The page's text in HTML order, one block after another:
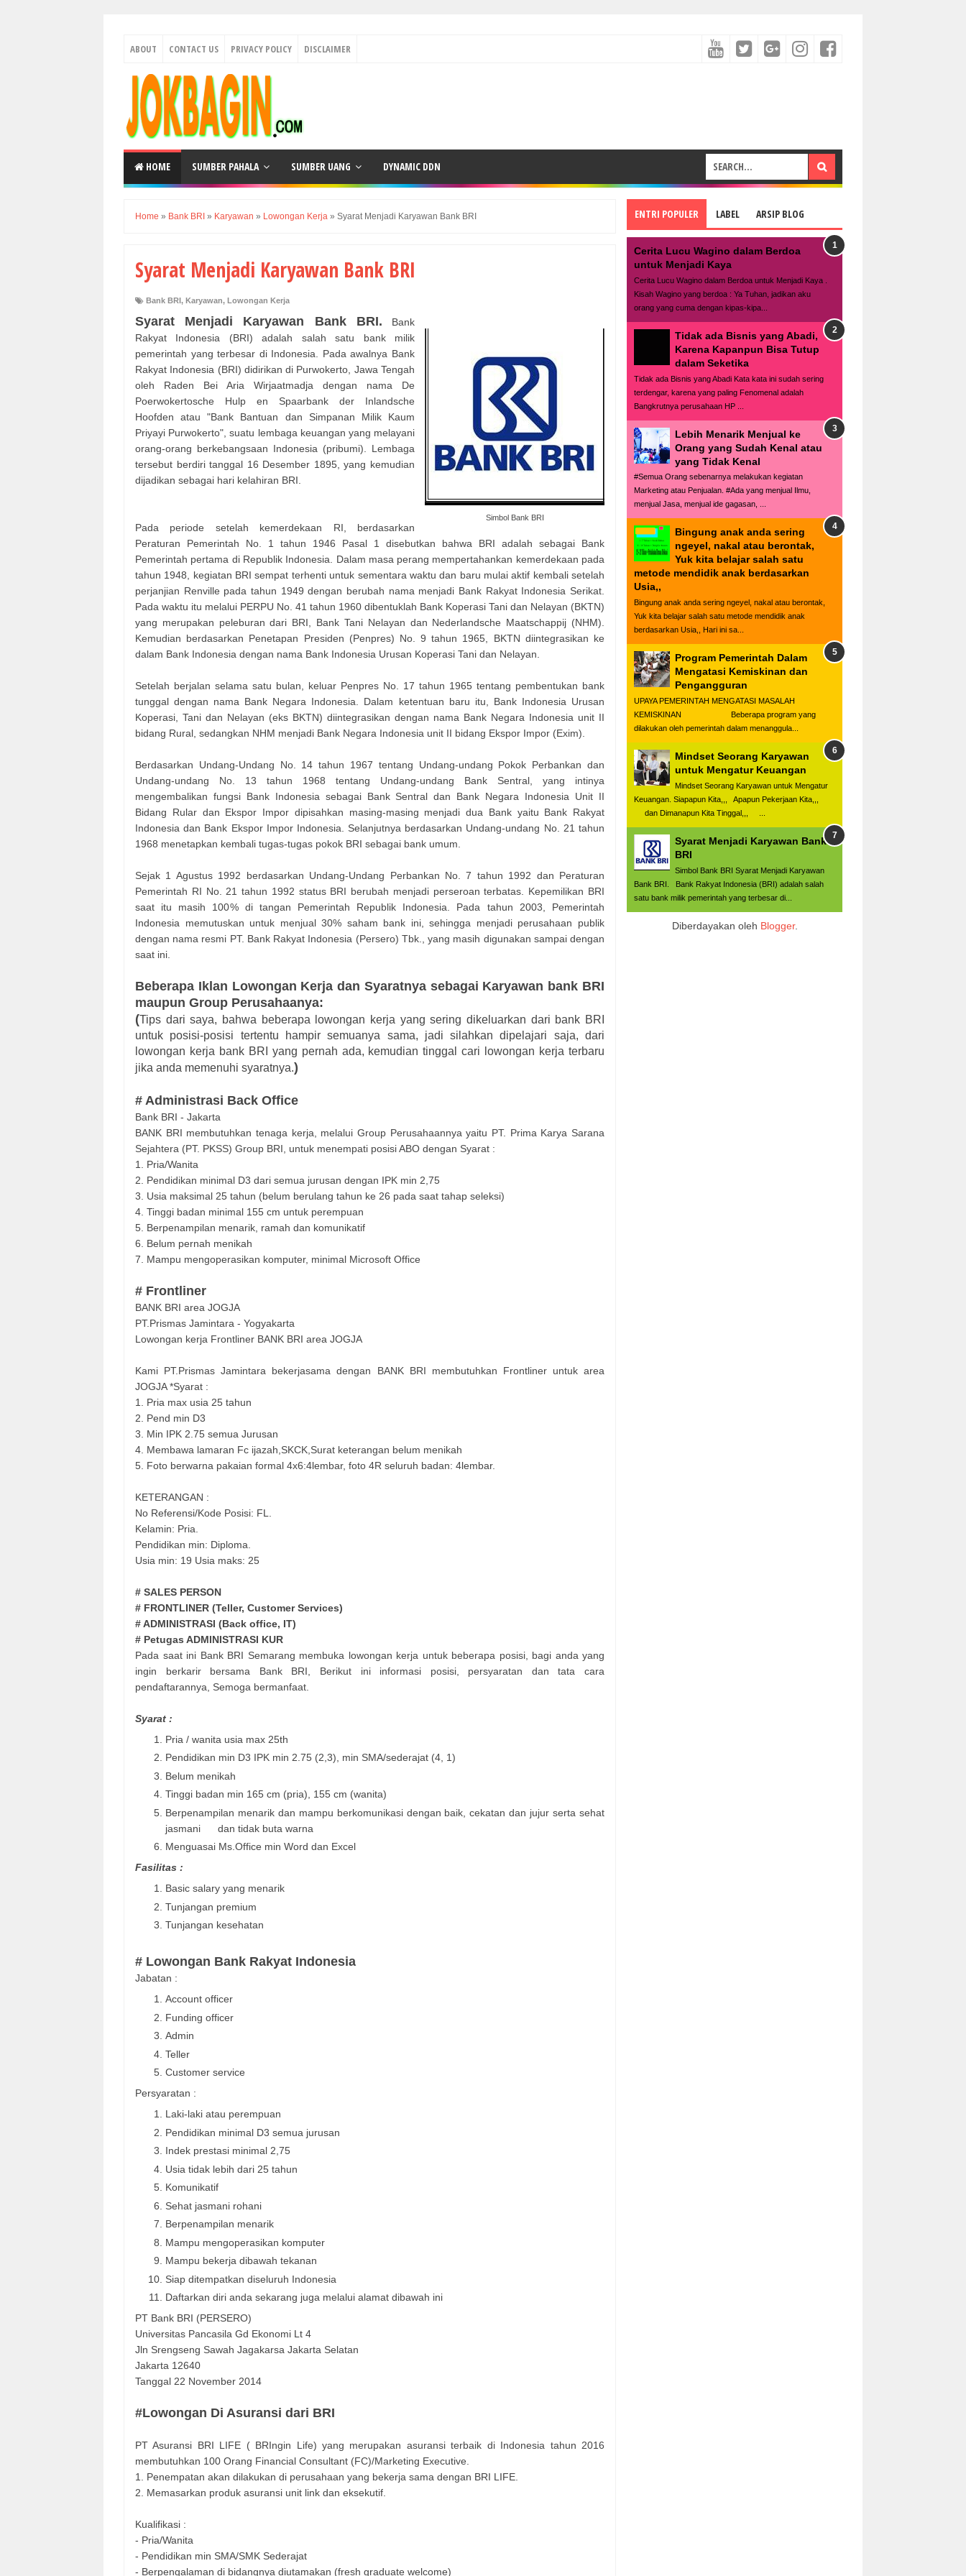
ABOUT CONTACT US PRIVACY POLICY DISCLAIMER
HOME SUMBER PAHALA SUMBER UANG DYNAMIC DDN
Home » Bank BRI » Karyawan » Lowongan Kerja » Syarat Menjadi Karyawan Bank BRI
Syarat Menjadi Karyawan Bank BRI
Bank BRI, Karyawan, Lowongan Kerja
Simbol Bank BRI
Syarat Menjadi Karyawan Bank BRI.
Bank
Rakyat Indonesia (BRI) adalah salah satu bank milik
pemerintah yang terbesar di Indonesia. Pada awalnya Bank
Rakyat Indonesia (BRI) didirikan di Purwokerto, Jawa Tengah
oleh Raden Bei Aria Wirjaatmadja dengan nama De
Poerwokertosche Hulp en Spaarbank der Inlandsche
Hoofden atau "Bank Bantuan dan Simpanan Milik Kaum
Priyayi Purwokerto", suatu lembaga keuangan yang melayani
orang-orang berkebangsaan Indonesia (pribumi). Lembaga
tersebut berdiri tanggal 16 Desember 1895, yang kemudian
dijadikan sebagai hari kelahiran BRI.
Pada periode setelah kemerdekaan RI, berdasarkan
Peraturan Pemerintah No. 1 tahun 1946 Pasal 1 disebutkan bahwa BRI adalah sebagai Bank
Pemerintah pertama di Republik Indonesia. Dalam masa perang mempertahankan kemerdekaan pada
tahun 1948, kegiatan BRI sempat terhenti untuk sementara waktu dan baru mulai aktif kembali setelah
perjanjian Renville pada tahun 1949 dengan berubah nama menjadi Bank Rakyat Indonesia Serikat.
Pada waktu itu melalui PERPU No. 41 tahun 1960 dibentuklah Bank Koperasi Tani dan Nelayan (BKTN)
yang merupakan peleburan dari BRI, Bank Tani Nelayan dan Nederlandsche Maatschappij (NHM).
Kemudian berdasarkan Penetapan Presiden (Penpres) No. 9 tahun 1965, BKTN diintegrasikan ke
dalam Bank Indonesia dengan nama Bank Indonesia Urusan Koperasi Tani dan Nelayan.
Setelah berjalan selama satu bulan, keluar Penpres No. 17 tahun 1965 tentang pembentukan bank
tunggal dengan nama Bank Negara Indonesia. Dalam ketentuan baru itu, Bank Indonesia Urusan
Koperasi, Tani dan Nelayan (eks BKTN) diintegrasikan dengan nama Bank Negara Indonesia unit II
bidang Rural, sedangkan NHM menjadi Bank Negara Indonesia unit II bidang Ekspor Impor (Exim).
Berdasarkan Undang-Undang No. 14 tahun 1967 tentang Undang-undang Pokok Perbankan dan
Undang-undang No. 13 tahun 1968 tentang Undang-undang Bank Sentral, yang intinya
mengembalikan fungsi Bank Indonesia sebagai Bank Sentral dan Bank Negara Indonesia Unit II
Bidang Rular dan Ekspor Impor dipisahkan masing-masing menjadi dua Bank yaitu Bank Rakyat
Indonesia dan Bank Ekspor Impor Indonesia. Selanjutnya berdasarkan Undang-undang No. 21 tahun
1968 menetapkan kembali tugas-tugas pokok BRI sebagai bank umum.
Sejak 1 Agustus 1992 berdasarkan Undang-Undang Perbankan No. 7 tahun 1992 dan Peraturan
Pemerintah RI No. 21 tahun 1992 status BRI berubah menjadi perseroan terbatas. Kepemilikan BRI
saat itu masih 100% di tangan Pemerintah Republik Indonesia. Pada tahun 2003, Pemerintah
Indonesia memutuskan untuk menjual 30% saham bank ini, sehingga menjadi perusahaan publik
dengan nama resmi PT. Bank Rakyat Indonesia (Persero) Tbk., yang masih digunakan sampai dengan
saat ini.
Beberapa Iklan Lowongan Kerja dan Syaratnya sebagai Karyawan bank BRI
maupun Group Perusahaanya:
(Tips dari saya, bahwa beberapa lowongan kerja yang sering dikeluarkan dari bank BRI
untuk posisi-posisi tertentu hampir semuanya sama, jadi silahkan dipelajari saja, dari
lowongan kerja bank BRI yang pernah ada, kemudian tinggal cari lowongan kerja terbaru
jika anda memenuhi syaratnya.)
# Administrasi Back Office
Bank BRI - Jakarta
BANK BRI membutuhkan tenaga kerja, melalui Group Perusahaannya yaitu PT. Prima Karya Sarana
Sejahtera (PT. PKSS) Group BRI, untuk menempati posisi ABO dengan Syarat :
1. Pria/Wanita
2. Pendidikan minimal D3 dari semua jurusan dengan IPK min 2,75
3. Usia maksimal 25 tahun (belum berulang tahun ke 26 pada saat tahap seleksi)
4. Tinggi badan minimal 155 cm untuk perempuan
5. Berpenampilan menarik, ramah dan komunikatif
6. Belum pernah menikah
7. Mampu mengoperasikan komputer, minimal Microsoft Office
# Frontliner
BANK BRI area JOGJA
PT.Prismas Jamintara - Yogyakarta
Lowongan kerja Frontliner BANK BRI area JOGJA
Kami PT.Prismas Jamintara bekerjasama dengan BANK BRI membutuhkan Frontliner untuk area
JOGJA *Syarat :
1. Pria max usia 25 tahun
2. Pend min D3
3. Min IPK 2.75 semua Jurusan
4. Membawa lamaran Fc ijazah,SKCK,Surat keterangan belum menikah
5. Foto berwarna pakaian formal 4x6:4lembar, foto 4R seluruh badan: 4lembar.
KETERANGAN :
No Referensi/Kode Posisi: FL.
Kelamin: Pria.
Pendidikan min: Diploma.
Usia min: 19 Usia maks: 25
# SALES PERSON
# FRONTLINER (Teller, Customer Services)
# ADMINISTRASI (Back office, IT)
# Petugas ADMINISTRASI KUR
Pada saat ini Bank BRI Semarang membuka lowongan kerja untuk beberapa posisi, bagi anda yang
ingin berkarir bersama Bank BRI, Berikut ini informasi posisi, persyaratan dan tata cara
pendaftarannya, Semoga bermanfaat.
Syarat :
Pria / wanita usia max 25th
Pendidikan min D3 IPK min 2.75 (2,3), min SMA/sederajat (4, 1)
Belum menikah
Tinggi badan min 165 cm (pria), 155 cm (wanita)
Berpenampilan menarik dan mampu berkomunikasi dengan baik, cekatan dan jujur serta sehat
jasmani dan tidak buta warna
Menguasai Ms.Office min Word dan Excel
Fasilitas :
Basic salary yang menarik
Tunjangan premium
Tunjangan kesehatan
# Lowongan Bank Rakyat Indonesia
Jabatan :
Account officer
Funding officer
Admin
Teller
Customer service
Persyaratan :
Laki-laki atau perempuan
Pendidikan minimal D3 semua jurusan
Indek prestasi minimal 2,75
Usia tidak lebih dari 25 tahun
Komunikatif
Sehat jasmani rohani
Berpenampilan menarik
Mampu mengoperasikan komputer
Mampu bekerja dibawah tekanan
Siap ditempatkan diseluruh Indonesia
Daftarkan diri anda sekarang juga melalui alamat dibawah ini
PT Bank BRI (PERSERO)
Universitas Pancasila Gd Ekonomi Lt 4
Jln Srengseng Sawah Jagakarsa Jakarta Selatan
Jakarta 12640
Tanggal 22 November 2014
#Lowongan Di Asuransi dari BRI
PT Asuransi BRI LIFE ( BRIngin Life) yang merupakan asuransi terbaik di Indonesia tahun 2016
membutuhkan 100 Orang Financial Consultant (FC)/Marketing Executive.
1. Penempatan akan dilakukan di perusahaan yang bekerja sama dengan BRI LIFE.
2. Memasarkan produk asuransi unit link dan eksekutif.
Kualifikasi :
- Pria/Wanita
- Pendidikan min SMA/SMK Sederajat
- Berpengalaman di bidangnya diutamakan (fresh graduate welcome)
ENTRI POPULER LABEL ARSIP BLOG
Cerita Lucu Wagino dalam Berdoa
untuk Menjadi Kaya
Cerita Lucu Wagino dalam Berdoa untuk Menjadi Kaya .
Kisah Wagino yang berdoa : Ya Tuhan, jadikan aku
orang yang cuma dengan kipas-kipa...
Tidak ada Bisnis yang Abadi,
Karena Kapanpun Bisa Tutup
dalam Seketika
Tidak ada Bisnis yang Abadi Kata kata ini sudah sering
terdengar, karena yang paling Fenomenal adalah
Bangkrutnya perusahaan HP ...
Lebih Menarik Menjual ke
Orang yang Sudah Kenal atau
yang Tidak Kenal
#Semua Orang sebenarnya melakukan kegiatan
Marketing atau Penjualan. #Ada yang menjual Ilmu,
menjual Jasa, menjual ide gagasan, ...
Bingung anak anda sering
ngeyel, nakal atau berontak,
Yuk kita belajar salah satu
metode mendidik anak berdasarkan
Usia,,
Bingung anak anda sering ngeyel, nakal atau berontak,
Yuk kita belajar salah satu metode mendidik anak
berdasarkan Usia,, Hari ini sa...
Program Pemerintah Dalam
Mengatasi Kemiskinan dan
Pengangguran
UPAYA PEMERINTAH MENGATASI MASALAH
KEMISKINAN Beberapa program yang
dilakukan oleh pemerintah dalam menanggula...
Mindset Seorang Karyawan
untuk Mengatur Keuangan
Mindset Seorang Karyawan untuk Mengatur
Keuangan. Siapapun Kita,,, Apapun Pekerjaan Kita,,,
dan Dimanapun Kita Tinggal,,, ...
Syarat Menjadi Karyawan Bank
BRI
Simbol Bank BRI Syarat Menjadi Karyawan
Bank BRI. Bank Rakyat Indonesia (BRI) adalah salah
satu bank milik pemerintah yang terbesar di...
Diberdayakan oleh Blogger.